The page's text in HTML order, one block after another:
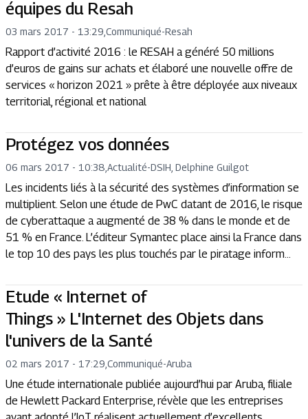
équipes du Resah
03 mars 2017 - 13:29 Communiqué-Resah
Rapport d’activité 2016 : le RESAH a généré 50 millions
d’euros de gains sur achats et élaboré une nouvelle offre de
services « horizon 2021 » prête à être déployée aux niveaux
territorial, régional et national
Protégez vos données
06 mars 2017 - 10:38 Actualité-DSIH, Delphine Guilgot
Les incidents liés à la sécurité des systèmes d’information se
multiplient. Selon une étude de PwC datant de 2016, le risque
de cyberattaque a augmenté de 38 % dans le monde et de
51 % en France. L’éditeur Symantec place ainsi la France dans
le top 10 des pays les plus touchés par le piratage inform...
Etude « Internet of
Things » L'Internet des Objets dans
l'univers de la Santé
02 mars 2017 - 17:29 Communiqué-Aruba
Une étude internationale publiée aujourd’hui par Aruba, filiale
de Hewlett Packard Enterprise, révèle que les entreprises